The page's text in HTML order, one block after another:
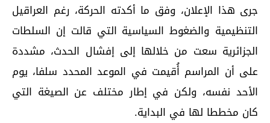
جرى هذا الإعلان، وفق ما أكدته الحركة، رغم العراقيل
التنظيمية والضغوط السياسية التي قالت إن السلطات
الجزائرية سعت من خلالها إلى إفشال الحدث، مشددة
على أن المراسم أُقيمت في الموعد المحدد سلفا، يوم
الأحد نفسه، ولكن في إطار مختلف عن الصيغة التي
كان مخططا لها في البداية.